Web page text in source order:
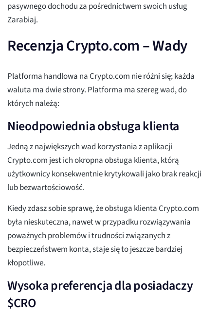
pasywnego dochodu za pośrednictwem swoich usług
Zarabiaj.
Recenzja Crypto.com – Wady
Platforma handlowa na Crypto.com nie różni się; każda
waluta ma dwie strony. Platforma ma szereg wad, do
których należą:
Nieodpowiednia obsługa klienta
Jedną z największych wad korzystania z aplikacji
Crypto.com jest ich okropna obsługa klienta, którą
użytkownicy konsekwentnie krytykowali jako brak reakcji
lub bezwartościowość.
Kiedy zdasz sobie sprawę, że obsługa klienta Crypto.com
była nieskuteczna, nawet w przypadku rozwiązywania
poważnych problemów i trudności związanych z
bezpieczeństwem konta, staje się to jeszcze bardziej
kłopotliwe.
Wysoka preferencja dla posiadaczy
$CRO